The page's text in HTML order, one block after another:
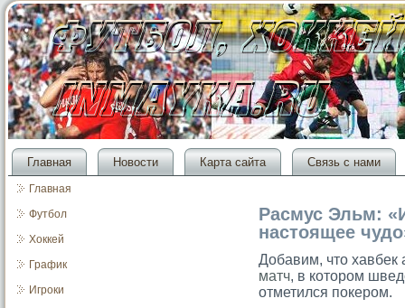
Главная Новости Карта сайта Связь с нами
Главная
Футбол
Хоккей
График
Игроки
Расмус Эльм:
настоящее
Добавим, что хавбек
матч, в котором
отметился покером.